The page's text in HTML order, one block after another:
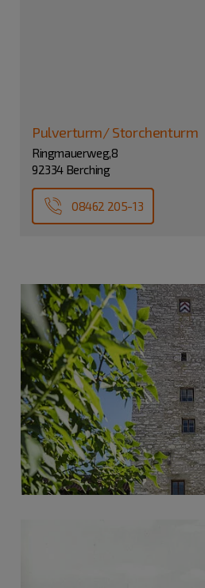
Pulverturm/ Storchenturm
Ringmauerweg,8
92334 Berching
08462 205-13